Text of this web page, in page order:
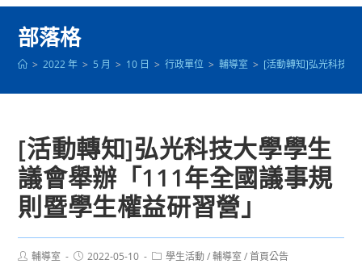
部落格
> 2022 年 > 5 月 > 10 日 > 行政單位 > 輔導室 > [活動轉知]弘光科技大
[活動轉知]弘光科技大學學生
議會舉辦「111年全國議事規
則暨學生權益研習營」
Post輔導室
Post2022-05-10
Post學生活動 / 輔導室 / 首頁公告